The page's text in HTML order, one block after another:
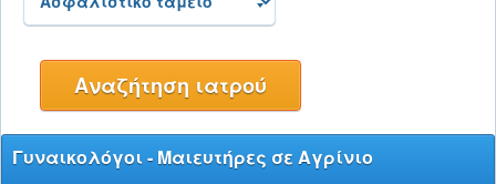
Γυναικολόγοι - Μαιευτήρες σε Αγρίνιο